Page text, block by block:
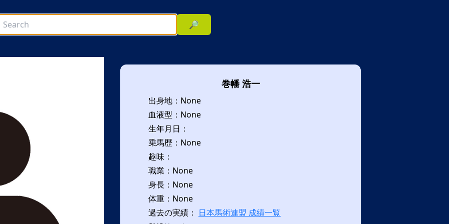
🔎
巻幡 浩一
出身地：None
血液型：None
生年月日：
乗馬歴：None
趣味：
職業：None
身長：None
体重：None
過去の実績： 日本馬術連盟 成績一覧